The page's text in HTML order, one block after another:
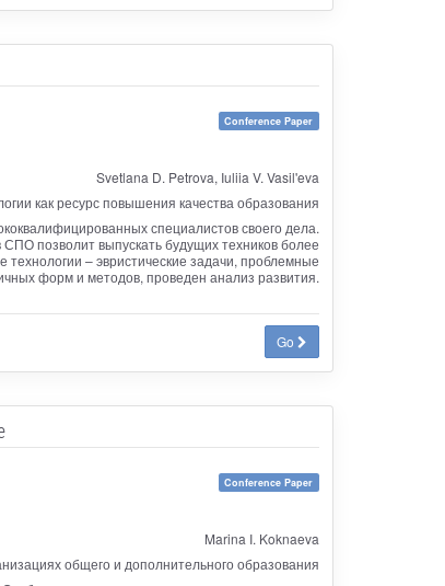
Conference Paper
Svetlana D. Petrova, Iuliia V. Vasil'eva
как ресурс повышения качества образования
специалистов своего дела.
позволит выпускать будущих техников более
– эвристические задачи, проблемные
форм и методов, проведен анализ развития.
Go
Conference Paper
Marina I. Koknaeva
общего и дополнительного образования